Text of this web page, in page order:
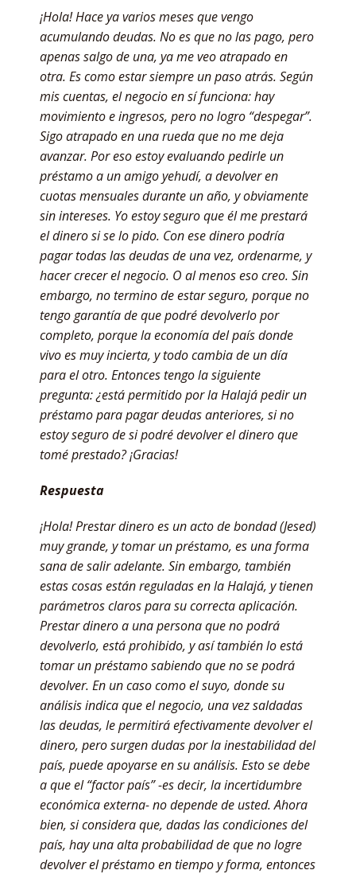
¡Hola! Hace ya varios meses que vengo
acumulando deudas. No es que no las pago, pero
apenas salgo de una, ya me veo atrapado en
otra. Es como estar siempre un paso atrás. Según
mis cuentas, el negocio en sí funciona: hay
movimiento e ingresos, pero no logro “despegar”.
Sigo atrapado en una rueda que no me deja
avanzar. Por eso estoy evaluando pedirle un
préstamo a un amigo yehudí, a devolver en
cuotas mensuales durante un año, y obviamente
sin intereses. Yo estoy seguro que él me prestará
el dinero si se lo pido. Con ese dinero podría
pagar todas las deudas de una vez, ordenarme, y
hacer crecer el negocio. O al menos eso creo. Sin
embargo, no termino de estar seguro, porque no
tengo garantía de que podré devolverlo por
completo, porque la economía del país donde
vivo es muy incierta, y todo cambia de un día
para el otro. Entonces tengo la siguiente
pregunta: ¿está permitido por la Halajá pedir un
préstamo para pagar deudas anteriores, si no
estoy seguro de si podré devolver el dinero que
tomé prestado? ¡Gracias!
Respuesta
¡Hola! Prestar dinero es un acto de bondad (Jesed)
muy grande, y tomar un préstamo, es una forma
sana de salir adelante. Sin embargo, también
estas cosas están reguladas en la Halajá, y tienen
parámetros claros para su correcta aplicación.
Prestar dinero a una persona que no podrá
devolverlo, está prohibido, y así también lo está
tomar un préstamo sabiendo que no se podrá
devolver. En un caso como el suyo, donde su
análisis indica que el negocio, una vez saldadas
las deudas, le permitirá efectivamente devolver el
dinero, pero surgen dudas por la inestabilidad del
país, puede apoyarse en su análisis. Esto se debe
a que el “factor país” -es decir, la incertidumbre
económica externa- no depende de usted. Ahora
bien, si considera que, dadas las condiciones del
país, hay una alta probabilidad de que no logre
devolver el préstamo en tiempo y forma, entonces